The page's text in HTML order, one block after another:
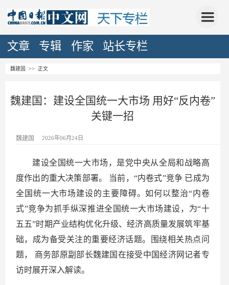
文章 专辑 作家 站长专栏
魏建国 >> 正文
魏建国：建设全国统一大市场 用好“反内卷”
关键一招
魏建国 2026年06月24日
建设全国统一大市场，是党中央从全局和战略高
度作出的重大决策部署。 当前，“内卷式”竞争 已成为
全国统一大市场建设的主要障碍。如何以整治“内卷
式”竞争为抓手纵深推进全国统一大市场建设，为“十
五五”时期产业结构优化升级、经济高质量发展筑牢基
础，成为备受关注的重要经济话题。围绕相关热点问
题， 商务部原副部长魏建国在接受中国经济网记者专
访时展开深入解读。